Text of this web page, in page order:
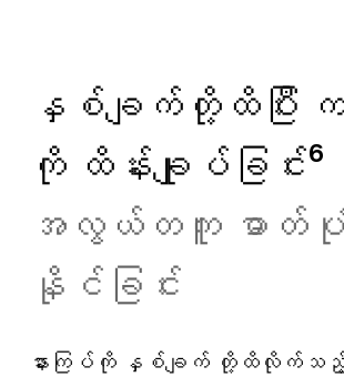
နှစ်ချက်တို့ထိပြီး
ကို ထိန်းချုပ်ခြင်း⁶
အလွယ်တကူ ဓာတ်
နိုင်ခြင်း
နားကြပ်ကို နှစ်ချက် တို့ထိလိုက်သ